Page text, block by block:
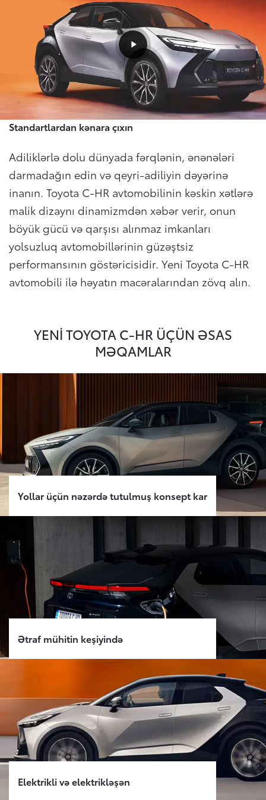
Play
Video
Standartlardan kənara çıxın
Adiliklərlə dolu dünyada fərqlənin, ənənələri
darmadağın edin və qeyri-adiliyin dəyərinə
inanın. Toyota C-HR avtomobilinin kəskin xətlərə
malik dizaynı dinamizmdən xəbər verir, onun
böyük gücü və qarşısı alınmaz imkanları
yolsuzluq avtomobillərinin güzəştsiz
performansının göstəricisidir. Yeni Toyota C-HR
avtomobili ilə həyatın macəralarından zövq alın.
YENİ TOYOTA C-HR ÜÇÜN ƏSAS
MƏQAMLAR
Yollar üçün nəzərdə tutulmuş konsept kar
Ətraf mühitin keşiyində
Elektrikli və elektrikləşən